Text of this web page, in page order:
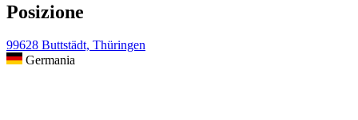
Posizione
99628 Buttstädt, Thüringen
Germania